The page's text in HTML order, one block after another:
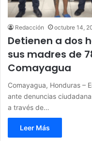
Redacción octubre 14,
Detienen a dos
sus madres de
Comayagua
Comayagua, Honduras –
ante denuncias
a través de…
Leer Más